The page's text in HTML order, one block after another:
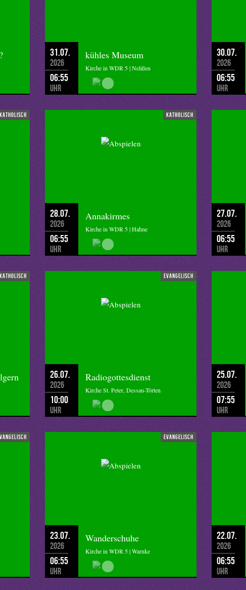
31.07.
2026
06:55
Uhr
kühles Museum
Kirche in WDR 5 | Nelißen
30.07.
2026
06:55
Uhr
katholisch katholisch
28.07.
2026
06:55
Uhr
Annakirmes
Kirche in WDR 5 | Hahne
27.07.
2026
06:55
Uhr
katholisch evangelisch
26.07.
2026
10:00
Uhr
Radiogottesdienst
Kirche St. Peter, Dessau-Törten
25.07.
2026
07:55
Uhr
evangelisch
23.07.
2026
06:55
Uhr
Wanderschuhe
Kirche in WDR 5 | Warnke
22.07.
2026
06:55
Uhr